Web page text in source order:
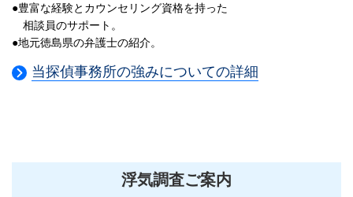
●豊富な経験とカウンセリング資格を持った
相談員のサポート。
●地元徳島県の弁護士の紹介。
当探偵事務所の強みについての詳細
浮気調査ご案内